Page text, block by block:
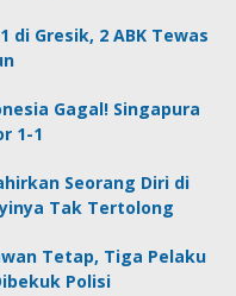
di Gresik, 2 ABK Tewas
Gagal! Singapura
1-1
Seorang Diri di
Tak Tertolong
Tetap, Tiga Pelaku
Polisi